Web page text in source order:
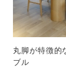
丸脚が特徴的
ブル